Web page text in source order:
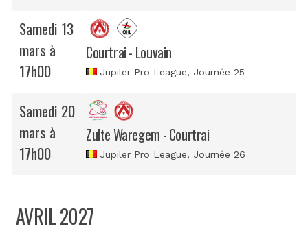
Samedi 13
mars à
17h00
Courtrai - Louvain
Jupiler Pro League, Journée 25
Samedi 20
mars à
17h00
Zulte Waregem - Courtrai
Jupiler Pro League, Journée 26
AVRIL 2027